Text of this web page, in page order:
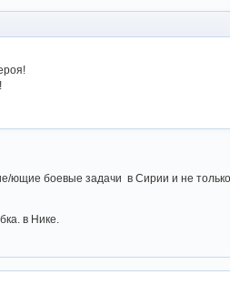
ющие боевые задачи в Сирии и не
в Нике.